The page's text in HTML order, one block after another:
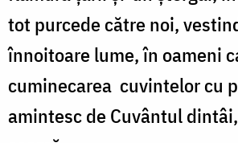
tot purcede către noi,
înnoitoare lume, în oameni
cuminecarea cuvintelor cu
amintesc de Cuvântul